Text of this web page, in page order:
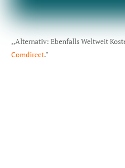
,,Alternativ: Ebenfalls Weltweit
Comdirect."